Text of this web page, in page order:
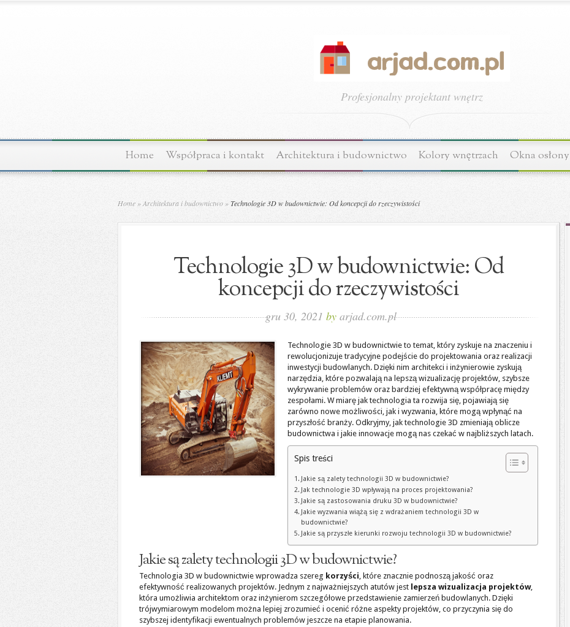
Profesjonalny projektant wnętrz
Home Współpraca i kontakt Architektura i budownictwo Kolory wnętrzach Okna osłony
Home »Architektura i budownictwo »Technologie 3D w budownictwie: Od koncepcji do rzeczywistości
Technologie 3D w budownictwie: Od
koncepcji do rzeczywistości
gru 30, 2021 by arjad.com.pl
Technologie 3D w budownictwie to temat, który zyskuje na znaczeniu i
rewolucjonizuje tradycyjne podejście do projektowania oraz realizacji
inwestycji budowlanych. Dzięki nim architekci i inżynierowie zyskują
narzędzia, które pozwalają na lepszą wizualizację projektów, szybsze
wykrywanie problemów oraz bardziej efektywną współpracę między
zespołami. W miarę jak technologia ta rozwija się, pojawiają się
zarówno nowe możliwości, jak i wyzwania, które mogą wpłynąć na
przyszłość branży. Odkryjmy, jak technologie 3D zmieniają oblicze
budownictwa i jakie innowacje mogą nas czekać w najbliższych latach.
Spis treści
Jakie są zalety technologii 3D w budownictwie?
Jak technologie 3D wpływają na proces projektowania?
Jakie są zastosowania druku 3D w budownictwie?
Jakie wyzwania wiążą się z wdrażaniem technologii 3D w
budownictwie?
Jakie są przyszłe kierunki rozwoju technologii 3D w budownictwie?
Jakie są zalety technologii 3D w budownictwie?
Technologia 3D w budownictwie wprowadza szereg korzyści, które znacznie podnoszą jakość oraz
efektywność realizowanych projektów. Jednym z najważniejszych atutów jest lepsza wizualizacja projektów,
która umożliwia architektom oraz inżynierom szczegółowe przedstawienie zamierzeń budowlanych. Dzięki
trójwymiarowym modelom można lepiej zrozumieć i ocenić różne aspekty projektów, co przyczynia się do
szybszej identyfikacji ewentualnych problemów jeszcze na etapie planowania.